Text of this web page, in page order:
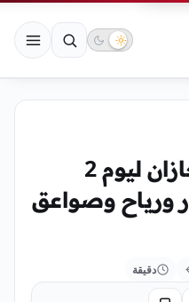
حالة الطقس في جازان ليوم 2
أمطار ورياح وصواعق
دقيقة